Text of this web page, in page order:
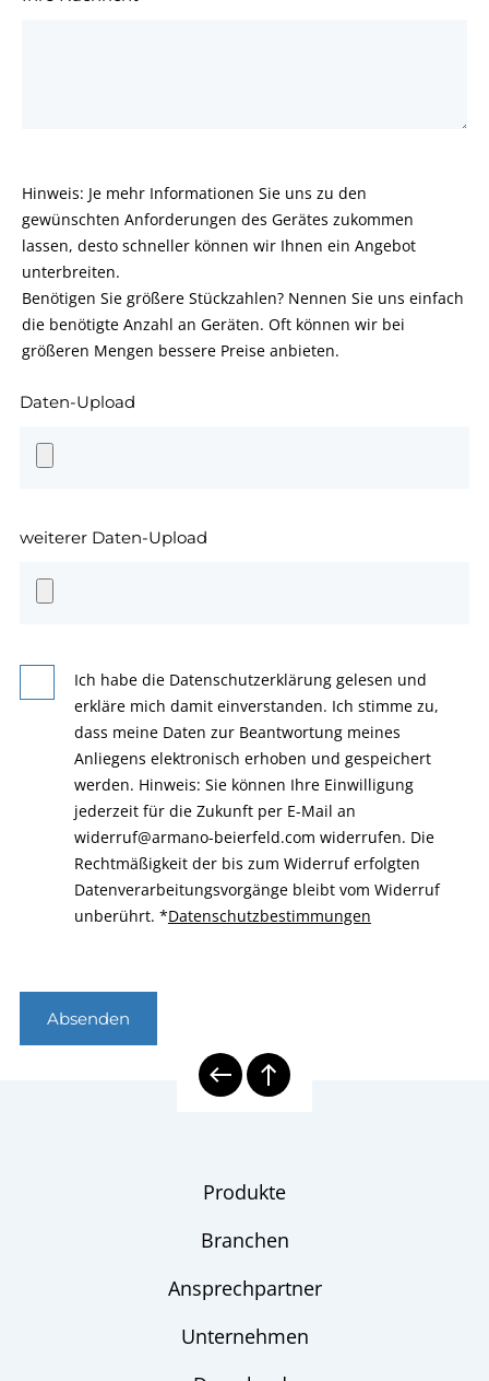
Hinweis: Je mehr Informationen Sie uns zu den
gewünschten Anforderungen des Gerätes zukommen
lassen, desto schneller können wir Ihnen ein Angebot
unterbreiten.
Benötigen Sie größere Stückzahlen? Nennen Sie uns einfach
die benötigte Anzahl an Geräten. Oft können wir bei
größeren Mengen bessere Preise anbieten.
Daten-Upload
weiterer Daten-Upload
Ich habe die Datenschutzerklärung gelesen und
erkläre mich damit einverstanden. Ich stimme zu,
dass meine Daten zur Beantwortung meines
Anliegens elektronisch erhoben und gespeichert
werden. Hinweis: Sie können Ihre Einwilligung
jederzeit für die Zukunft per E-Mail an
widerruf@armano-beierfeld.com widerrufen. Die
Rechtmäßigkeit der bis zum Widerruf erfolgten
Datenverarbeitungsvorgänge bleibt vom Widerruf
unberührt. *Datenschutzbestimmungen
Absenden
Produkte
Branchen
Ansprechpartner
Unternehmen